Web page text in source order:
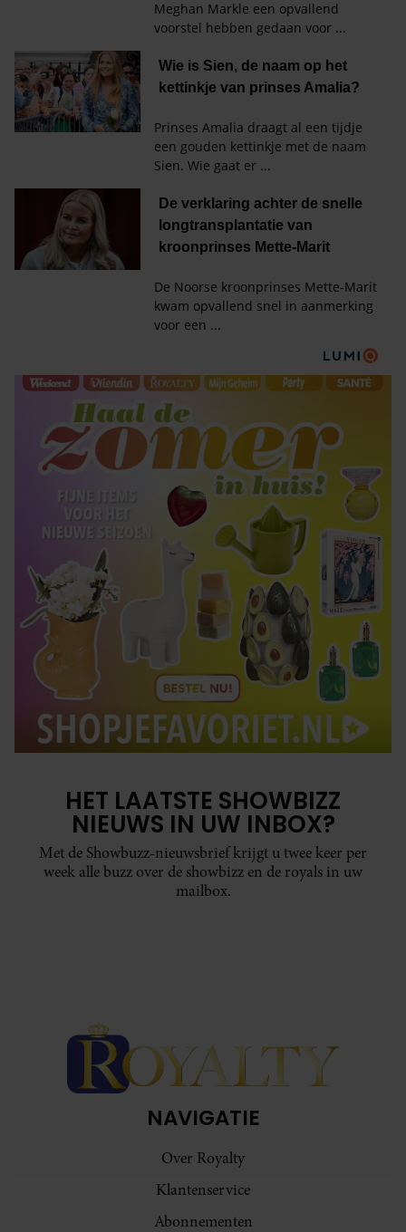
HET LAATSTE SHOWBIZZ
NIEUWS IN UW INBOX?
Met de Showbuzz-nieuwsbrief krijgt u twee keer per
week alle buzz over de showbizz en de royals in uw
mailbox.
NAVIGATIE
Over Royalty
Klantenservice
Abonnementen